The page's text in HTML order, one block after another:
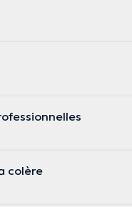
colère